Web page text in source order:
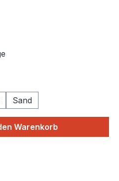
Sand
Wert
Warenkorb